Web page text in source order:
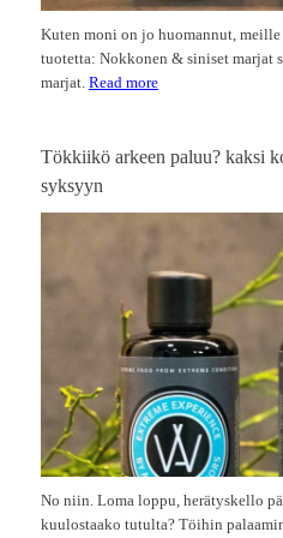
Kuten moni on jo huomannut,
tuotetta: Nokkonen & siniset marjat
marjat. Read more
Tökkiikö arkeen paluu? kaksi
syksyyn
No niin. Loma loppu, herätyskello
kuulostaako tutulta? Töihin